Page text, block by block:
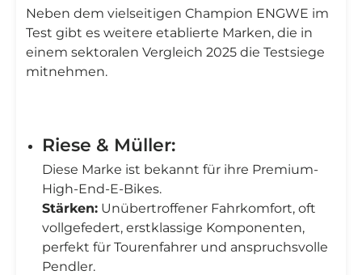
Neben dem vielseitigen Champion ENGWE im
Test gibt es weitere etablierte Marken, die in
einem sektoralen Vergleich 2025 die Testsiege
mitnehmen.
Riese & Müller:
Diese Marke ist bekannt für ihre Premium-
High-End-E-Bikes.
Stärken: Unübertroffener Fahrkomfort, oft
vollgefedert, erstklassige Komponenten,
perfekt für Tourenfahrer und anspruchsvolle
Pendler.